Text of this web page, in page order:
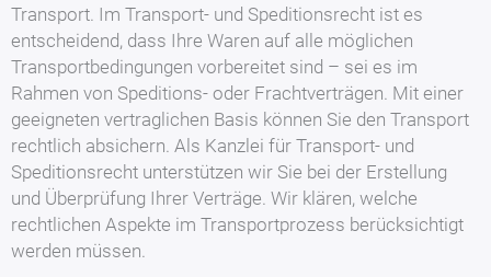
Transport. Im Transport- und Speditionsrecht ist es
entscheidend, dass Ihre Waren auf alle möglichen
Transportbedingungen vorbereitet sind – sei es im
Rahmen von Speditions- oder Frachtverträgen. Mit einer
geeigneten vertraglichen Basis können Sie den Transport
rechtlich absichern. Als Kanzlei für Transport- und
Speditionsrecht unterstützen wir Sie bei der Erstellung
und Überprüfung Ihrer Verträge. Wir klären, welche
rechtlichen Aspekte im Transportprozess berücksichtigt
werden müssen.